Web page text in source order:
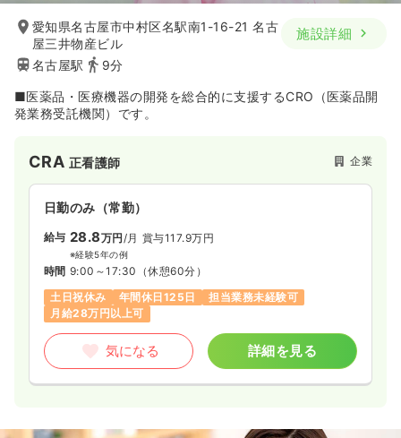
愛知県名古屋市中村区名駅南1-16-21 名古
屋三井物産ビル
名古屋駅
9分
施設詳細
■医薬品・医療機器の開発を総合的に支援するCRO（医薬品開
発業務受託機関）です。
CRA 正看護師 企業
日勤のみ（常勤）
給与 28.8万円 /月 賞与117.9万円
※経験5年の例
時間 9:00～17:30 （休憩60分）
土日祝休み
年間休日125日
担当業務未経験可
月給28万円以上可
気になる 詳細を見る